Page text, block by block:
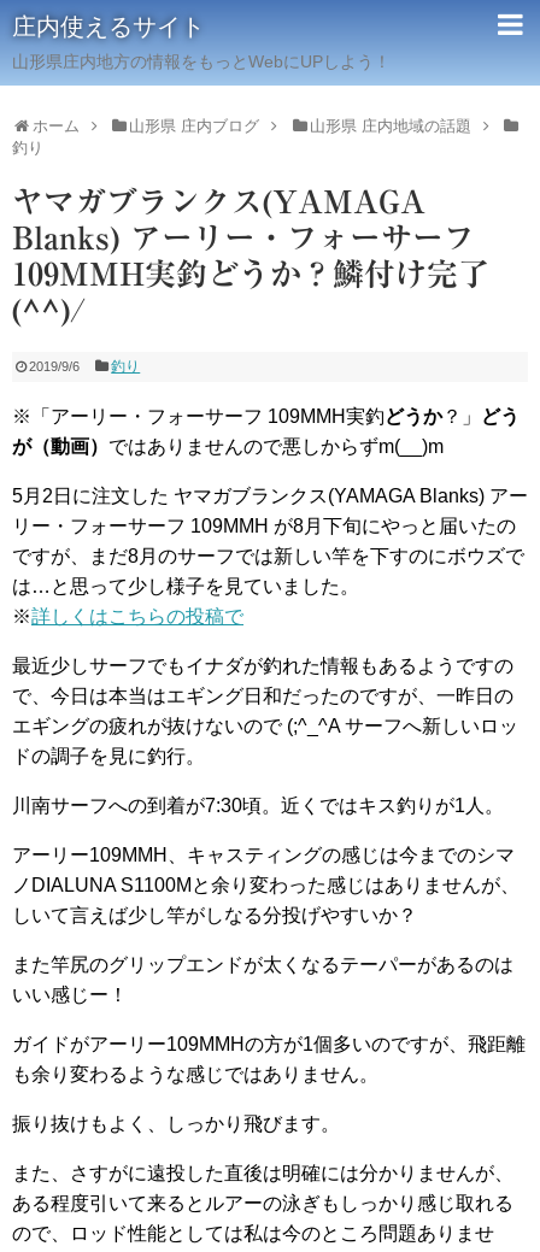
庄内使えるサイト
山形県庄内地方の情報をもっとWebにUPしよう！
ホーム 山形県 庄内ブログ
山形県 庄内地域の話題
釣り
ヤマガブランクス(YAMAGA
Blanks) アーリー・フォーサーフ
109MMH実釣どうか？鱗付け完了
(^^)/
2019/9/6 釣り
※「アーリー・フォーサーフ 109MMH実釣どうか？」
どう
が（動画） ではありませんので悪しからずm(__)m
5月2日に注文した ヤマガブランクス(YAMAGA Blanks) アー
リー・フォーサーフ 109MMH が8月下旬にやっと届いたの
ですが、まだ8月のサーフでは新しい竿を下すのにボウズで
は…と思って少し様子を見ていました。
※詳しくはこちらの投稿で
最近少しサーフでもイナダが釣れた情報もあるようですの
で、今日は本当はエギング日和だったのですが、一昨日の
エギングの疲れが抜けないので (;^_^A サーフへ新しいロッ
ドの調子を見に釣行。
川南サーフへの到着が7:30頃。近くではキス釣りが1人。
アーリー109MMH、キャスティングの感じは今までのシマ
ノDIALUNA S1100Mと余り変わった感じはありませんが、
しいて言えば少し竿がしなる分投げやすいか？
また竿尻のグリップエンドが太くなるテーパーがあるのは
いい感じー！
ガイドがアーリー109MMHの方が1個多いのですが、飛距離
も余り変わるような感じではありません。
振り抜けもよく、しっかり飛びます。
また、さすがに遠投した直後は明確には分かりませんが、
ある程度引いて来るとルアーの泳ぎもしっかり感じ取れる
ので、ロッド性能としては私は今のところ問題ありませ